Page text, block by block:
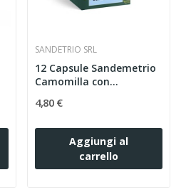
SANDETRIO SRL
12 Capsule Sandemetrio
Camomilla con
4,80 €
Aggiungi al
carrello